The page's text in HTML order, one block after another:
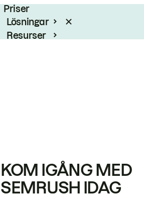
Priser
Lösningar
Resurser
KOM IGÅNG MED
SEMRUSH IDAG